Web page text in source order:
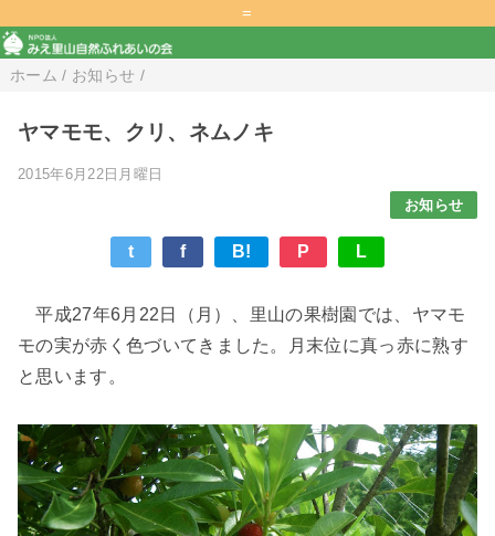
=
ホーム / お知らせ /
ヤマモモ、クリ、ネムノキ
2015年6月22日月曜日
お知らせ
t f B! P L
平成27年6月22日（月）、里山の果樹園では、ヤマモ
モの実が赤く色づいてきました。月末位に真っ赤に熟す
と思います。